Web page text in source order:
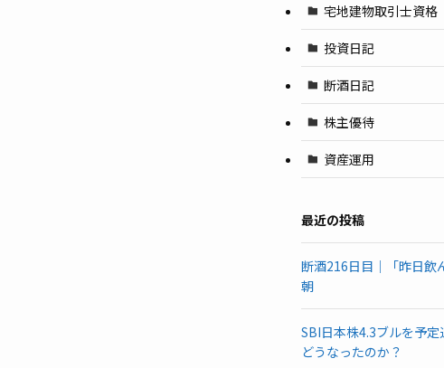
宅地建物取引士資格
投資日記
断酒日記
株主優待
資産運用
最近の投稿
断酒216日目｜「昨日飲
朝
SBI日本株4.3ブルを予
どうなったのか？